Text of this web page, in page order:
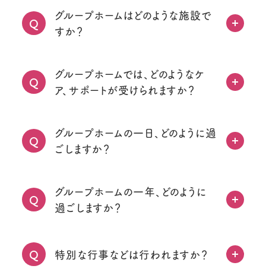
Q
グループホームはどのような施設で
すか？
Q
グループホームでは、どのようなケ
ア、サポートが受けられますか？
Q
グループホームの一日、どのように過
ごしますか？
Q
グループホームの一年、どのように
過ごしますか？
Q 特別な行事などは行われますか？